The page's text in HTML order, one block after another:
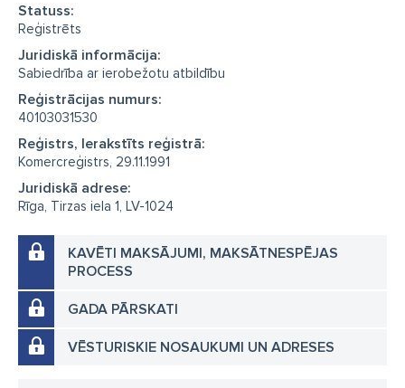
Statuss:
Reģistrēts
Juridiskā informācija:
Sabiedrība ar ierobežotu atbildību
Reģistrācijas numurs:
40103031530
Reģistrs, Ierakstīts reģistrā:
Komercreģistrs, 29.11.1991
Juridiskā adrese:
Rīga, Tirzas iela 1, LV-1024
KAVĒTI MAKSĀJUMI, MAKSĀTNESPĒJAS
PROCESS
GADA PĀRSKATI
VĒSTURISKIE NOSAUKUMI UN ADRESES